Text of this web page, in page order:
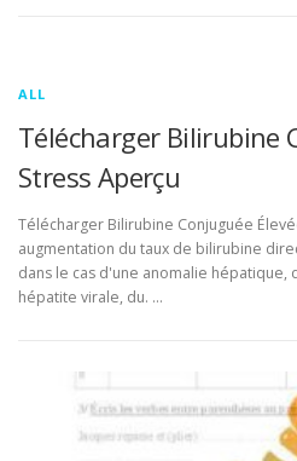
ALL
Télécharger Bilirubine
Stress Aperçu
Télécharger Bilirubine Conjuguée
augmentation du taux de bilirubine
dans le cas d'une anomalie
hépatite virale, du. …